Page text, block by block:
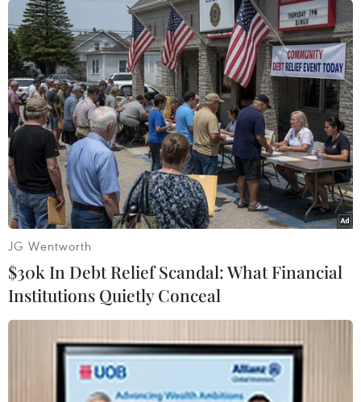
Kinh tế Hàn Quốc năm 2020 được dự báo
tăng trưởng âm sau 22 năm
08/04/2020 08:16
KERI cho biết bất chấp những nỗ lực không ngừng của
chính phủ, tình hình kinh tế trì trệ của Hàn Quốc khó có
thể khởi sắc do các nền kinh tế lớn như Mỹ và Trung
Quốc cũng đang rơi vào khủng hoảng.
JG Wentworth
$30k In Debt Relief Scandal: What Financial
Institutions Quietly Conceal